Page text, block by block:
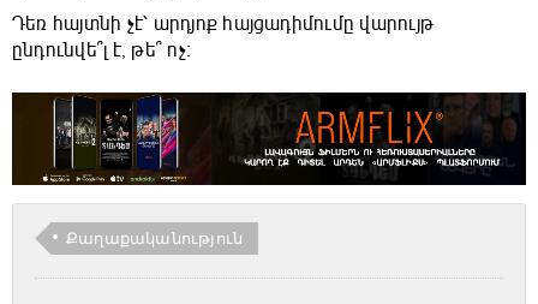
Դեռ հայտնի չէ՝ արդյոք հայցադիմումը վարույթ
ընդունվե՞լ է, թե՞ ոչ։
Քաղաքականություն